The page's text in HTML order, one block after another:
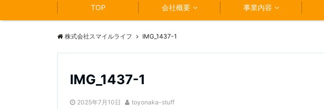
TOP 会社概要 事業内容
株式会社スマイルライフ IMG_1437-1
IMG_1437-1
2025年7月10日 toyonaka-stuff